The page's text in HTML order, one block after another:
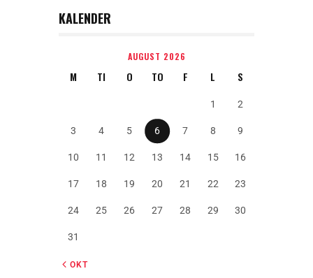
KALENDER
AUGUST 2026
M TI O TO F L S
1 2
3 4 5 6 7 8 9
10 11 12 13 14 15 16
17 18 19 20 21 22 23
24 25 26 27 28 29 30
31
« OKT